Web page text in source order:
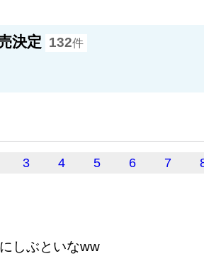
決定 132件
3 4 5 6 7
しぶといなww